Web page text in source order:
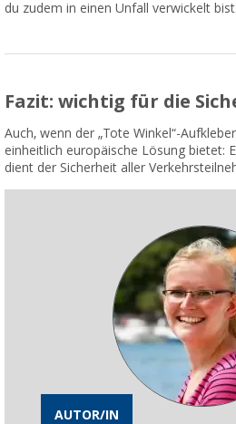
du zudem in einen Unfall verwickelt bist.
Fazit: wichtig für die
Auch, wenn der „Tote Winkel“-
einheitlich europäische Lösung bietet:
dient der Sicherheit aller
AUTOR/IN